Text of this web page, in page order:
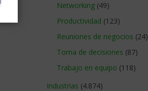
Networking (49)
Productividad (123)
Reuniones de negocios (24)
Toma de decisiones (87)
Trabajo en equipo (118)
Industrias (4.874)